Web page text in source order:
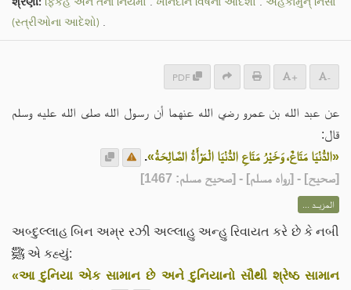
(સ્ત્રીઓના આદેશો) .
PDF + -
عن عبد الله بن عمرو رضي الله عنهما أن رسول الله صلى الله عليه وسلم
قال:
«الدُّنْيَا مَتَاعٌ، وَخَيْرُ مَتَاعِ الدُّنْيَا الْمَرْأَةُ الصَّالِحَةُ».
[صحيح] - [رواه مسلم] - [صحيح مسلم: 1467]
المزيــد ...
અબ્દુલ્લાહ બિન અમ્ર રઝી અલ્લાહુ અન્હુ રિવાયત કરે છે કે નબી
ﷺ એ કહ્યું:
«આ દુનિયા એક સામાન છે અને દુનિયાનો સૌથી શ્રેષ્ઠ સામાન